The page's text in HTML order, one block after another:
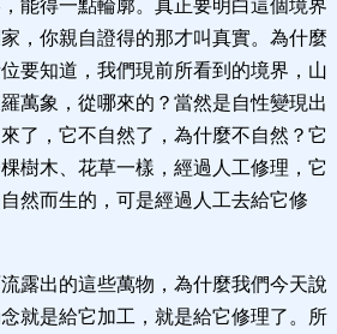
能得一點輪廓。真正要明白這個境界
，你親自證得的那才叫真實。為什麼
要知道，我們現前所看到的境界，山
萬象，從哪來的？當然是自性變現出
了，它不自然了，為什麼不自然？它
樹木、花草一樣，經過人工修理，它
然而生的，可是經過人工去給它修
流露出的這些萬物，為什麼我們今天說
就是給它加工，就是給它修理了。所